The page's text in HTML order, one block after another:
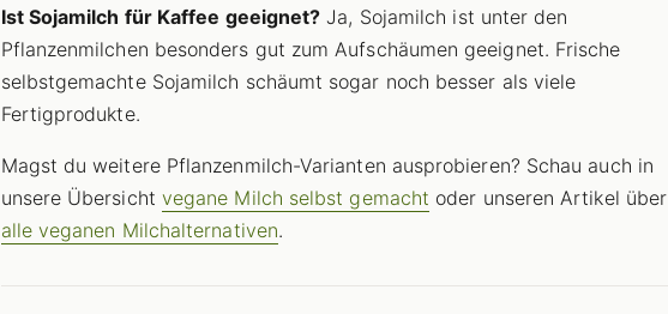
Ist Sojamilch für Kaffee geeignet? Ja, Sojamilch ist unter den
Pflanzenmilchen besonders gut zum Aufschäumen geeignet. Frische
selbstgemachte Sojamilch schäumt sogar noch besser als viele
Fertigprodukte.
Magst du weitere Pflanzenmilch-Varianten ausprobieren? Schau auch in
unsere Übersicht vegane Milch selbst gemacht oder unseren Artikel über
alle veganen Milchalternativen.